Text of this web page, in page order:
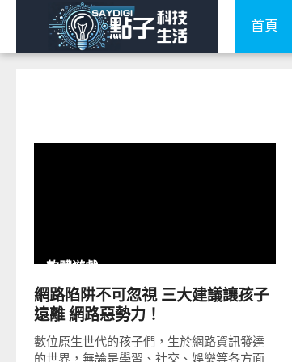
首頁
軟體遊戲
網路陷阱不可忽視 三大建議讓孩子
遠離 網路惡勢力！
數位原生世代的孩子們，生於網路資訊發達
的世界，無論是學習、社交、娛樂等各方面